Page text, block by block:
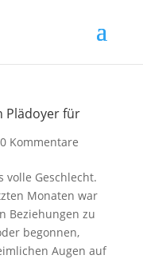
Plädoyer für
0 Kommentare
volle Geschlecht.
Monaten war
Beziehungen zu
begonnen,
Augen auf